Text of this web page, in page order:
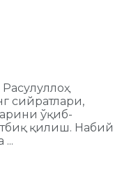
сийратлари,
ўқиб-
қилиш. Набий
...